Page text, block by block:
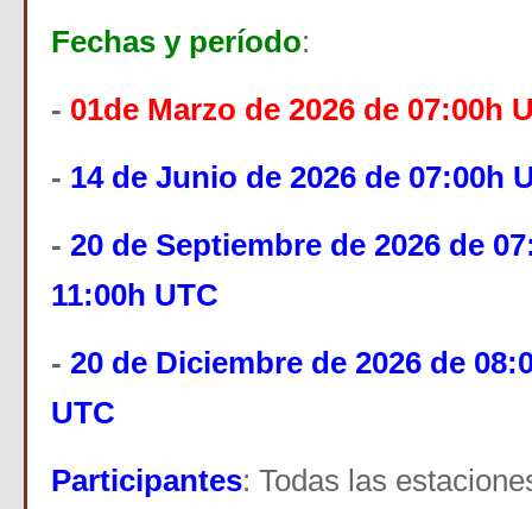
Fechas y período:
- 01de Marzo de 2026 de 07:00h
- 14 de Junio de 2026 de 07:00h
- 20 de Septiembre de 2026 de
11:00h UTC
- 20 de Diciembre de 2026 de
UTC
Participantes: Todas las